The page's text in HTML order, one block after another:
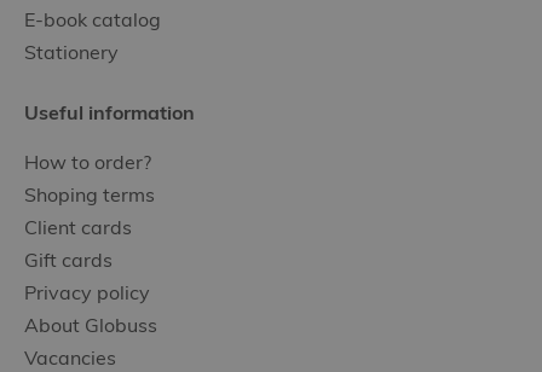
E-book catalog
Stationery
Useful information
How to order?
Shoping terms
Client cards
Gift cards
Privacy policy
About Globuss
Vacancies